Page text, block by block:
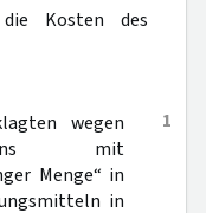
Kosten des
1
wegen
mit
Menge“ in
in